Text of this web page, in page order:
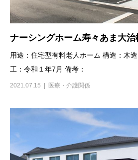
ナーシングホーム寿々あま大治
用途：住宅型有料老人ホーム 構造：木
工：令和１年7月 備考：
2021.07.15 医療・介護関係